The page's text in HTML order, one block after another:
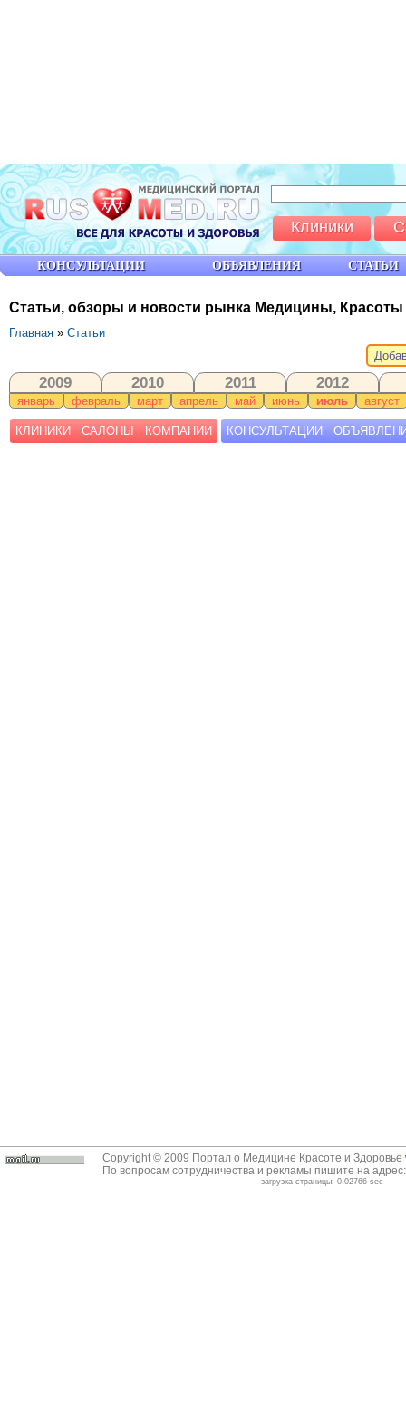
Статьи, обзоры и новости рынка Медицины,
Главная » Статьи
2009 2010 2011 2012
январь февраль март апрель май июнь июль август
КЛИНИКИ САЛОНЫ КОМПАНИИ КОНСУЛЬТАЦИИ
КОНСУЛЬТАЦИИ ОБЪЯВЛЕНИЯ СТАТЬИ
Клиники
Copyright © 2009 Портал о Медицине Красоте и Здоровье
По вопросам сотрудничества и рекламы пишите на
загрузка страницы: 0.02766 sec